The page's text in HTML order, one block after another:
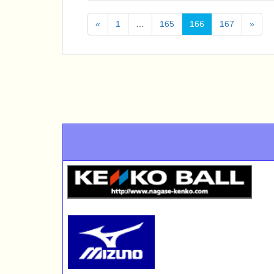
« 1 165 166 167 »